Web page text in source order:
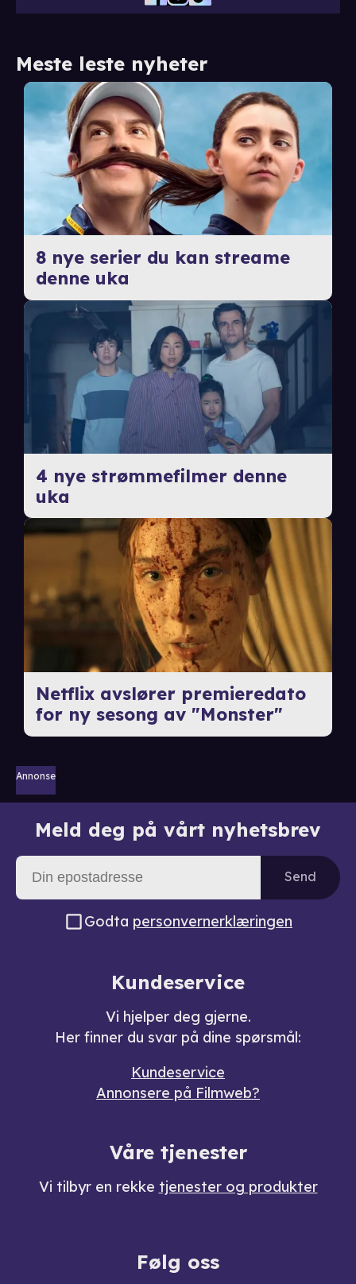
Meste leste nyheter
8 nye serier du kan streame
denne uka
4 nye strømmefilmer denne
uka
Netflix avslører premieredato
for ny sesong av "Monster"
Annonse
Meld deg på vårt nyhetsbrev
Send
Godta personvernerklæringen
Kundeservice
Vi hjelper deg gjerne.
Her finner du svar på dine spørsmål:
Kundeservice
Annonsere på Filmweb?
Våre tjenester
Vi tilbyr en rekke tjenester og produkter
Følg oss